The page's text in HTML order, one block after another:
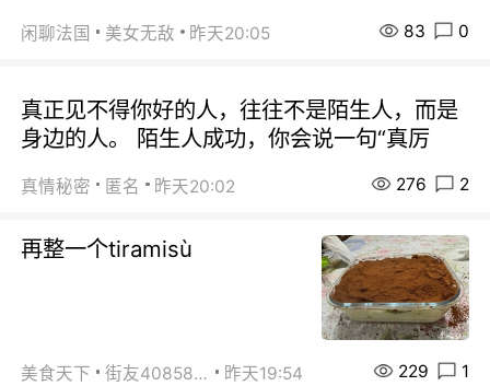
闲聊法国 美女无敌 昨天20:05 83 0
真正见不得你好的人，往往不是陌生人，而是
身边的人。 陌生人成功，你会说一句“真厉
真情秘密 匿名 昨天20:02 276 2
再整一个tiramisù
美食天下 街友40858442 昨天19:54 229 1